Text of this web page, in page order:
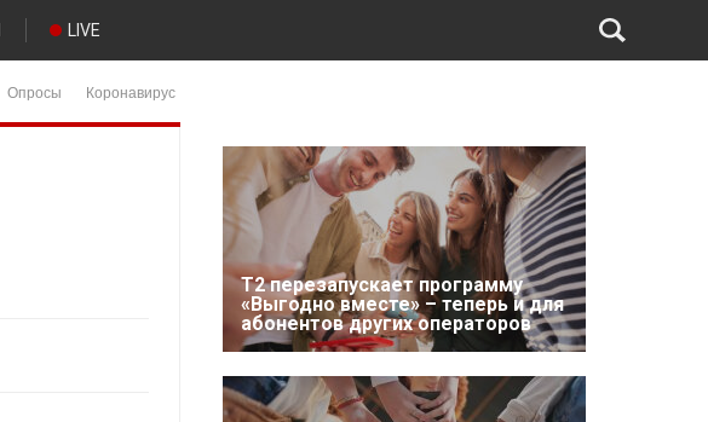
LIVE
Опросы Коронавирус
Т2 перезапускает программу
«Выгодно вместе» – теперь и для
абонентов других операторов